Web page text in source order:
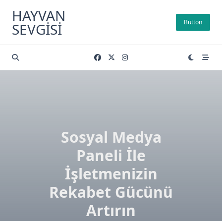
content
HAYVAN
SEVGISI Button
Sosyal Medya
Paneli İle
İşletmenizin
Rekabet Gücünü
Artırın